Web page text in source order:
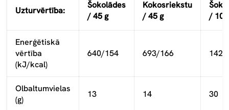
Uzturvērtība:
Šokolādes
/ 45 g
Kokosriekstu
/ 45 g
/
Enerģētiskā
vērtība
(kJ/kcal)
640/154 693/166
Olbaltumvielas
(g)
13 14 30